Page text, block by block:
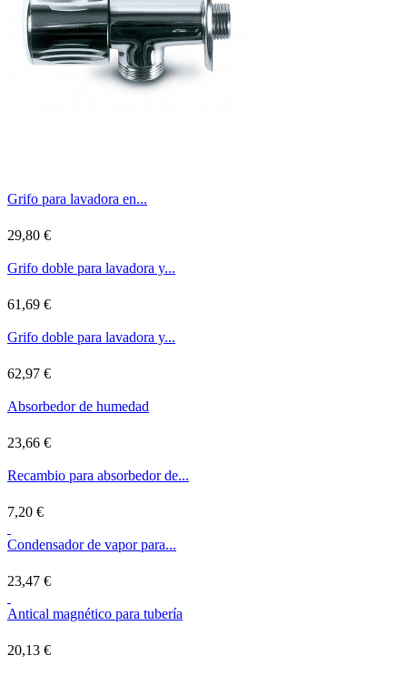
Grifo para lavadora en...
29,80 €
Grifo doble para lavadora y...
61,69 €
Grifo doble para lavadora y...
62,97 €
Absorbedor de humedad
23,66 €
Recambio para absorbedor de...
7,20 €
Condensador de vapor para...
23,47 €
Antical magnético para tubería
20,13 €